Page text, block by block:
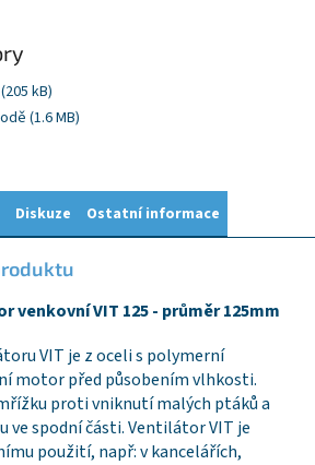
kB)
(1.6 MB)
Diskuze Ostatní informace
venkovní VIT 125 - průměr 125mm
VIT je z oceli s polymerní
motor před působením vlhkosti.
proti vniknutí malých ptáků a
ve spodní části. Ventilátor VIT je
použití, např: v kancelářích,